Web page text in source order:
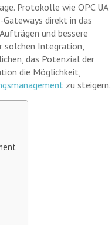
Protokolle wie OPC UA
direkt in das
und bessere
solchen Integration,
das Potenzial der
die Möglichkeit,
zu steigern.